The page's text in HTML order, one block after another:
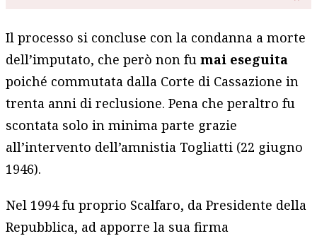
Il processo si concluse con la condanna a morte
dell’imputato, che però non fumai eseguita
poiché commutata dalla Corte di Cassazione in
trenta anni di reclusione. Pena che peraltro fu
scontata solo in minima parte grazie
all’intervento dell’amnistia Togliatti (22 giugno
1946).
Nel 1994 fu proprio Scalfaro, da Presidente della
Repubblica, ad apporre la sua firma